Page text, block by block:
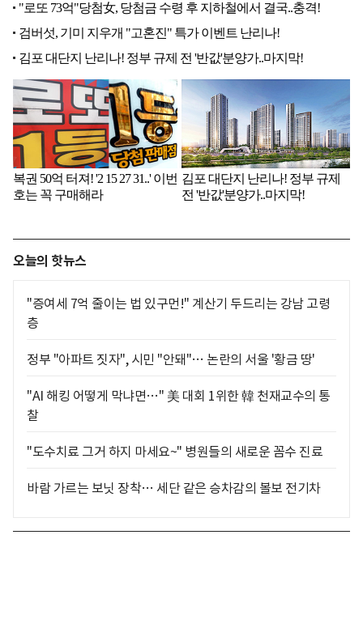
오늘의 핫뉴스
"증여세 7억 줄이는 법 있구먼!" 계산기 두드리는 강남 고령
층
정부 "아파트 짓자", 시민 "안돼"… 논란의 서울 '황금 땅'
"AI 해킹 어떻게 막냐면…" 美 대회 1위한 韓 천재교수의 통
찰
"도수치료 그거 하지 마세요~" 병원들의 새로운 꼼수 진료
바람 가르는 보닛 장착… 세단 같은 승차감의 볼보 전기차